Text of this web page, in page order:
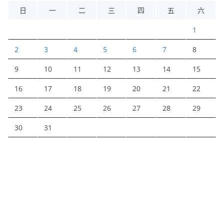
日
一 二 三 四 五 六
1
2 3 4 5 6 7 8
9 10 11 12 13 14 15
16 17 18 19 20 21 22
23 24 25 26 27 28 29
30 31